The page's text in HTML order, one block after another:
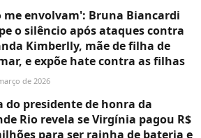
me envolvam': Bruna Biancardi
o silêncio após ataques contra
Kimberlly, mãe de filha de
e expõe hate contra as filhas
de 2026
do presidente de honra da
Rio revela se Virgínia pagou R$
para ser rainha de bateria e